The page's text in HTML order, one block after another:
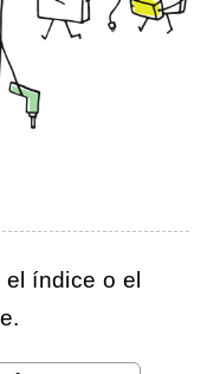
el índice o el